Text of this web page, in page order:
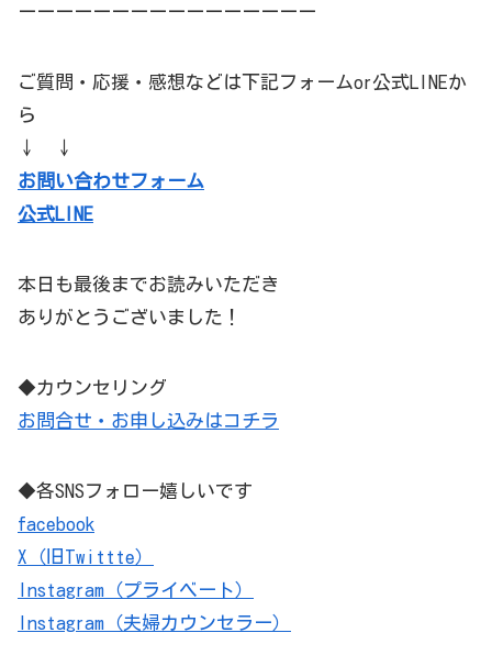
ーーーーーーーーーーーーーーーー
ご質問・応援・感想などは下記フォームor公式LINEか
ら
↓ ↓
お問い合わせフォーム
公式LINE
本日も最後までお読みいただき
ありがとうございました！
◆カウンセリング
お問合せ・お申し込みはコチラ
◆各SNSフォロー嬉しいです
facebook
X（旧Twittte）
Instagram（プライベート）
Instagram（夫婦カウンセラー）